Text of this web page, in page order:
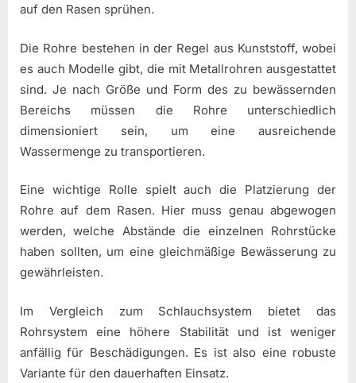
auf den Rasen sprühen.
Die Rohre bestehen in der Regel aus Kunststoff, wobei
es auch Modelle gibt, die mit Metallrohren ausgestattet
sind. Je nach Größe und Form des zu bewässernden
Bereichs müssen die Rohre unterschiedlich
dimensioniert sein, um eine ausreichende
Wassermenge zu transportieren.
Eine wichtige Rolle spielt auch die Platzierung der
Rohre auf dem Rasen. Hier muss genau abgewogen
werden, welche Abstände die einzelnen Rohrstücke
haben sollten, um eine gleichmäßige Bewässerung zu
gewährleisten.
Im Vergleich zum Schlauchsystem bietet das
Rohrsystem eine höhere Stabilität und ist weniger
anfällig für Beschädigungen. Es ist also eine robuste
Variante für den dauerhaften Einsatz.